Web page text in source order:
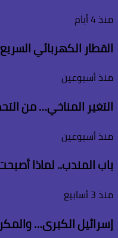
منذ 4 أيام
القطار الكهربائي
منذ أسبوعين
التغير المناخي… من
منذ أسبوعين
باب المندب.. لماذا
منذ 3 أسابيع
إسرائيل الكبرى…